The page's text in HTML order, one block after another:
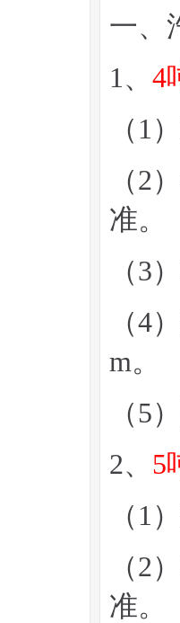
一、
1、 4
（1
（2
准。
（3
（4
m。
（5
2、 5
（1
（2
准。